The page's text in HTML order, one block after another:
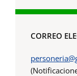
CORREO